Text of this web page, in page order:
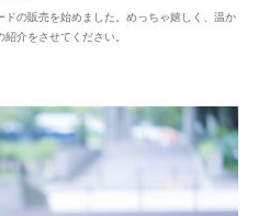
の販売を始めました。めっちゃ嬉しく、温か
介をさせてください。